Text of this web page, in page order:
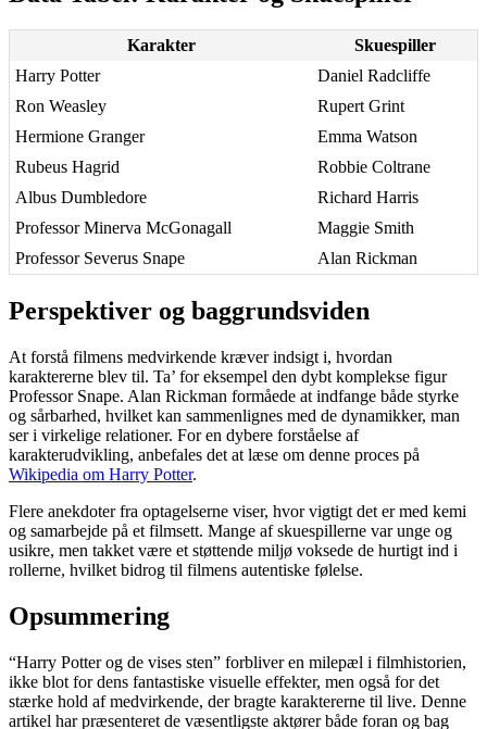
Karakter
Skuespiller
Harry Potter
Daniel Radcliffe
Ron Weasley
Rupert Grint
Hermione Granger
Emma Watson
Rubeus Hagrid
Robbie Coltrane
Albus Dumbledore
Richard Harris
Professor Minerva McGonagall
Maggie Smith
Professor Severus Snape
Alan Rickman
Perspektiver og baggrundsviden
At forstå filmens medvirkende kræver indsigt i, hvordan
karaktererne blev til. Ta’ for eksempel den dybt komplekse figur
Professor Snape. Alan Rickman formåede at indfange både styrke
og sårbarhed, hvilket kan sammenlignes med de dynamikker, man
ser i virkelige relationer. For en dybere forståelse af
karakterudvikling, anbefales det at læse om denne proces på
Wikipedia om Harry Potter.
Flere anekdoter fra optagelserne viser, hvor vigtigt det er med kemi
og samarbejde på et filmsett. Mange af skuespillerne var unge og
usikre, men takket være et støttende miljø voksede de hurtigt ind i
rollerne, hvilket bidrog til filmens autentiske følelse.
Opsummering
“Harry Potter og de vises sten” forbliver en milepæl i filmhistorien,
ikke blot for dens fantastiske visuelle effekter, men også for det
stærke hold af medvirkende, der bragte karaktererne til live. Denne
artikel har præsenteret de væsentligste aktører både foran og bag